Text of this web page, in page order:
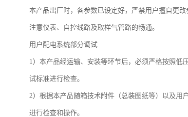
本产品出厂时，各参数已设定好，严禁用户擅自更
注意仪表、自控线路及取样气管路的畅通。
用户配电系统部分调试
1）本产品经运输、安装等环节后，必须严格按照低
试标准进行检查。
2）根据本产品随箱技术附件（总装图纸等）以及用
进行检查和操作。